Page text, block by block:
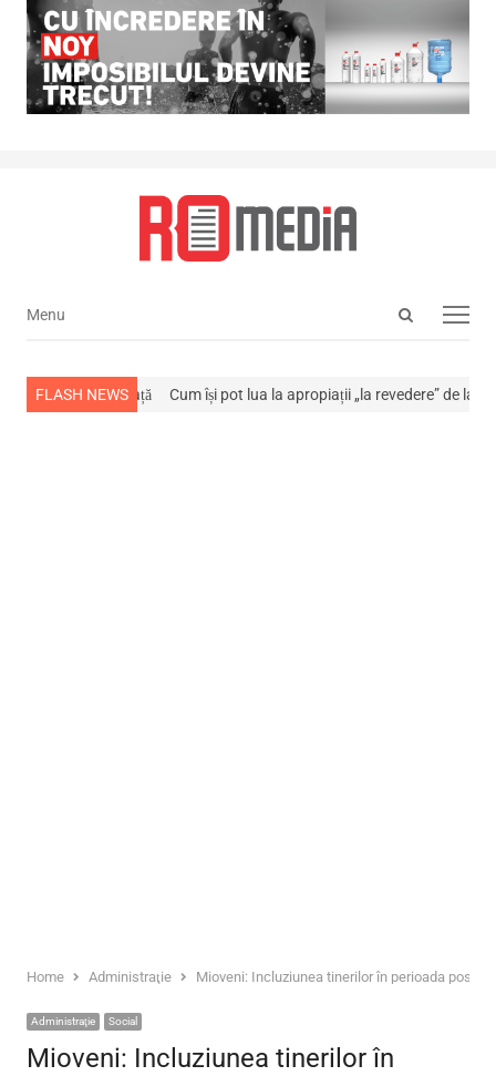
Open
Menu
Menu
FLASH NEWS
stins din viață Cum își pot lua la apropiații „la revedere” de la…
Home Administraţie Mioveni: Incluziunea tinerilor în perioada post-
Administraţie Social
Mioveni: Incluziunea tinerilor în